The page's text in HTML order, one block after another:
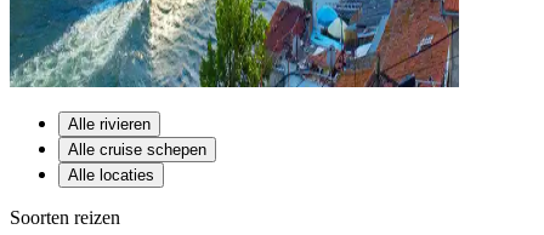
Alle rivieren
Alle cruise schepen
Alle locaties
Soorten reizen